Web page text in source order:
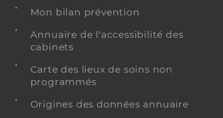
Mon bilan prévention
Annuaire de l'accessibilité des
cabinets
Carte des lieux de soins non
programmés
Origines des données annuaire